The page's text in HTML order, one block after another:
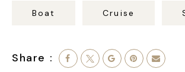
Boat Cruise